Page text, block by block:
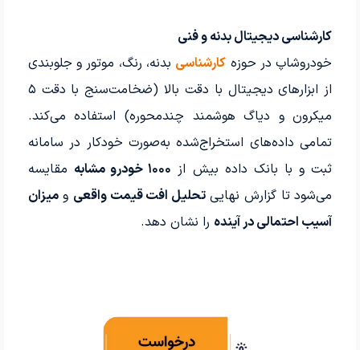
کارشناسی دیجیتال بدنه و فنی
خودروشاپ در حوزه کارشناسی بدنه، رنگ، موتور و جلوبندی
از ابزارهای دیجیتال با دقت بالا (ضخامت‌سنج با دقت ۵
میکرون و دیاگ هوشمند چندمحوره) استفاده می‌کند.
تمامی داده‌های استخراج‌شده به‌صورت خودکار در سامانه
ثبت و با بانک داده بیش از ۱۰۰۰ خودرو مشابه
مقایسه
می‌شود تا گزارش نهاییتحلیل افت قیمت واقعی ومیزان
آسیب احتمالی در آینده را نشان دهد.